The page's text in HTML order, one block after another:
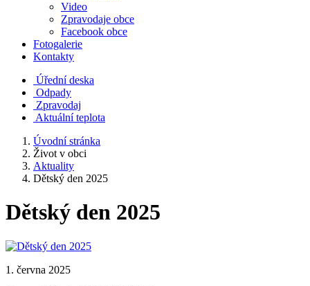
Video
Zpravodaje obce
Facebook obce
Fotogalerie
Kontakty
Úřední deska
Odpady
Zpravodaj
Aktuální teplota
Úvodní stránka
Život v obci
Aktuality
Dětský den 2025
Dětský den 2025
1. června 2025